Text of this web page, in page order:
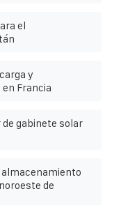
el
y
Francia
gabinete solar
almacenamiento
de